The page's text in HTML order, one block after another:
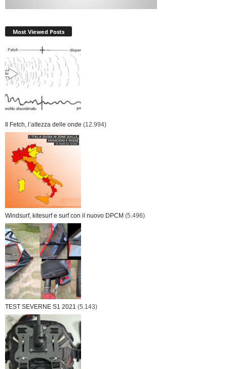
Most Viewed Posts
Il Fetch, l’altezza delle onde (12.994)
Windsurf, kitesurf e surf con il nuovo DPCM (5.496)
TEST SEVERNE S1 2021 (5.143)